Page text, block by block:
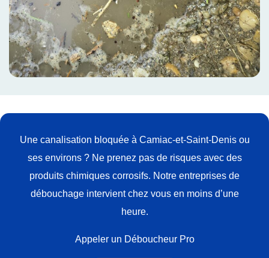
Une canalisation bloquée à Camiac-et-Saint-Denis ou
ses environs ? Ne prenez pas de risques avec des
produits chimiques corrosifs. Notre entreprises de
débouchage intervient chez vous en moins d’une
heure.
Appeler un Déboucheur Pro